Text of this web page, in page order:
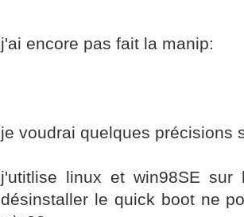
j'ai encore pas fait la manip:
je voudrai quelques précisions
j'utitlise linux et win98SE sur
désinstaller le quick boot ne